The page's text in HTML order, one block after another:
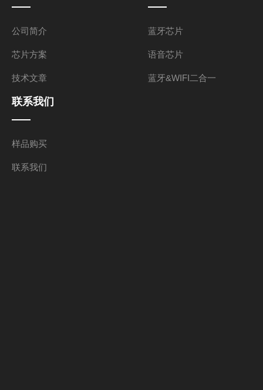
公司简介
芯片方案
技术文章
蓝牙芯片
语音芯片
蓝牙&WIFI二合一
联系我们
样品购买
联系我们